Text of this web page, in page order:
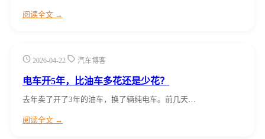
阅读全文 →
2026-04-22 汽车博客
电车开5年，比油车多花还是少花？
去年卖了开了3年的油车，换了辆纯电车。前几天…
阅读全文 →